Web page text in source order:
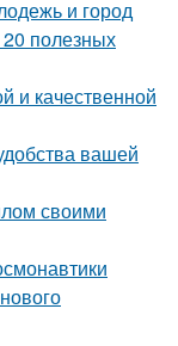
и город
полезных
и качественной
вашей
своими